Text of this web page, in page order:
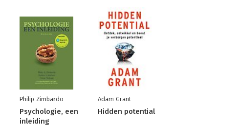
Philip Zimbardo
Psychologie, een
inleiding
Adam Grant
Hidden potential